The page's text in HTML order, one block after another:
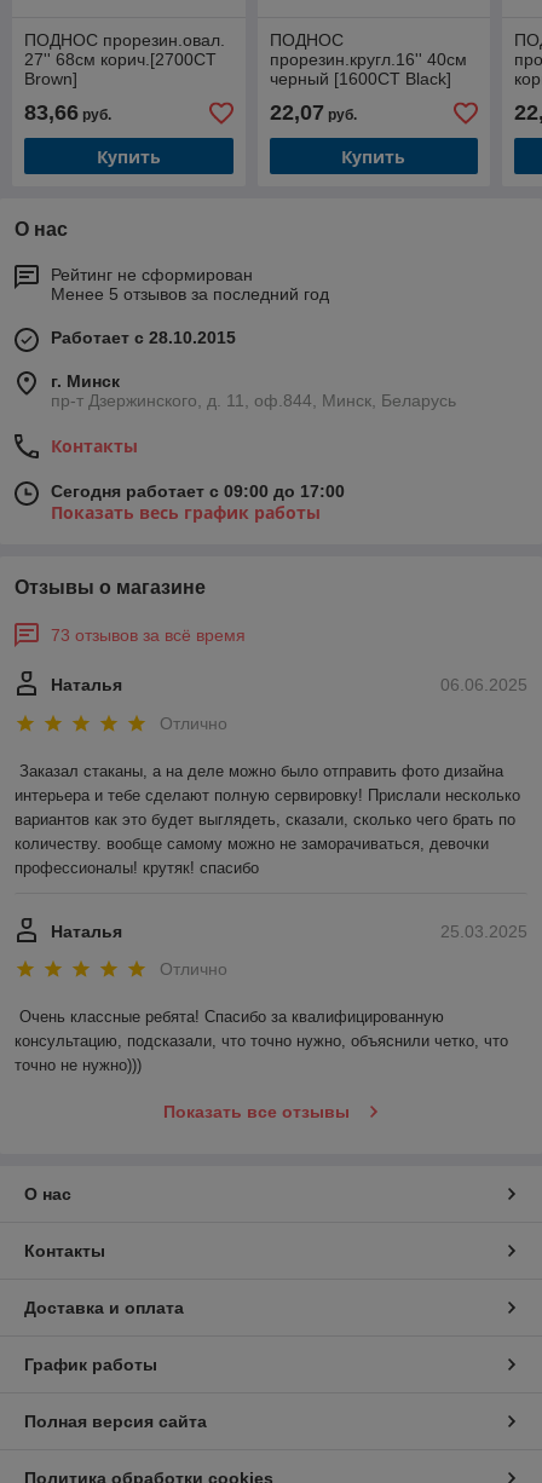
ПОДНОС прорезин.овал.
27'' 68см корич.[2700CT
Brown]
83,66 руб.
Купить
ПОДНОС
прорезин.кругл.16'' 40см
черный [1600CT Black]
22,07 руб.
Купить
О нас
Рейтинг не сформирован
Менее 5 отзывов за последний год
Работает с 28.10.2015
г. Минск
пр-т Дзержинского, д. 11, оф.844, Минск, Беларусь
Контакты
Сегодня работает с 09:00 до 17:00
Показать весь график работы
Отзывы о магазине
73 отзывов за всё время
06.06.2025
Наталья
Отлично
Заказал стаканы, а на деле можно было отправить фото дизайна
интерьера и тебе сделают полную сервировку! Прислали несколько
вариантов как это будет выглядеть, сказали, сколько чего брать по
количеству. вообще самому можно не заморачиваться, девочки
профессионалы! крутяк! спасибо
25.03.2025
Наталья
Отлично
Очень классные ребята! Спасибо за квалифицированную
консультацию, подсказали, что точно нужно, объяснили четко, что
точно не нужно)))
Показать все отзывы
О нас
Контакты
Доставка и оплата
График работы
Полная версия сайта
Политика обработки cookies